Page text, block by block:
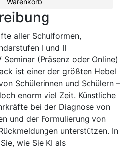
Warenkorb
aller Schulformen,
I und II
Seminar (Präsenz oder Online)
ist einer der größten Hebel
Schülerinnen und Schülern –
enorm viel Zeit. Künstliche
bei der Diagnose von
und der Formulierung von
unterstützen. In
wie Sie KI als